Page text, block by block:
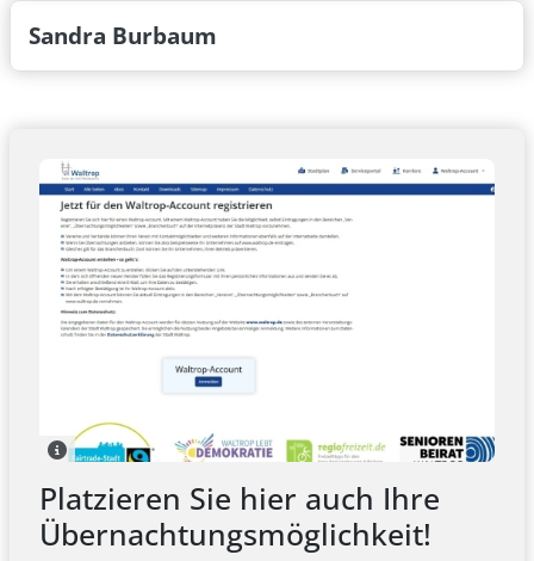
Sandra Burbaum
Platzieren Sie hier auch Ihre
Übernachtungsmöglichkeit!